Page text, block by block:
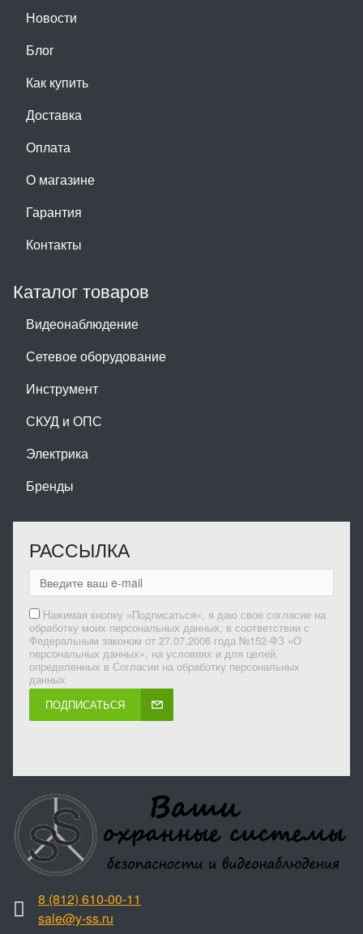
Новости
Блог
Как купить
Доставка
Оплата
О магазине
Гарантия
Контакты
Каталог товаров
Видеонаблюдение
Сетевое оборудование
Инструмент
СКУД и ОПС
Электрика
Бренды
РАССЫЛКА
Нажимая кнопку «Подписаться», я даю свое согласие на
обработку моих персональных данных, в соответствии с
Федеральным законом от 27.07.2006 года №152-ФЗ «О
персональных данных», на условиях и для целей,
определенных в Согласии на обработку персональных
данных
ПОДПИСАТЬСЯ
8 (812) 610-00-11
sale@y-ss.ru